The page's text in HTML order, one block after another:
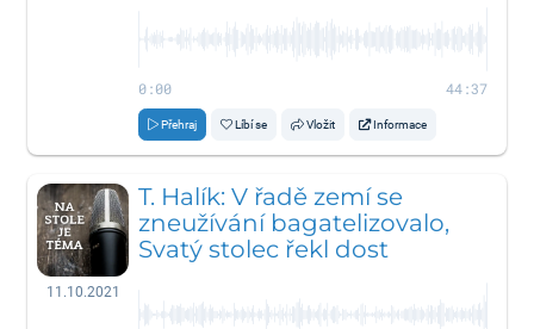
0:00 44:37
Přehraj Líbí se Vložit Informace
11.10.2021
T. Halík: V řadě zemí se
zneužívání bagatelizovalo,
Svatý stolec řekl dost